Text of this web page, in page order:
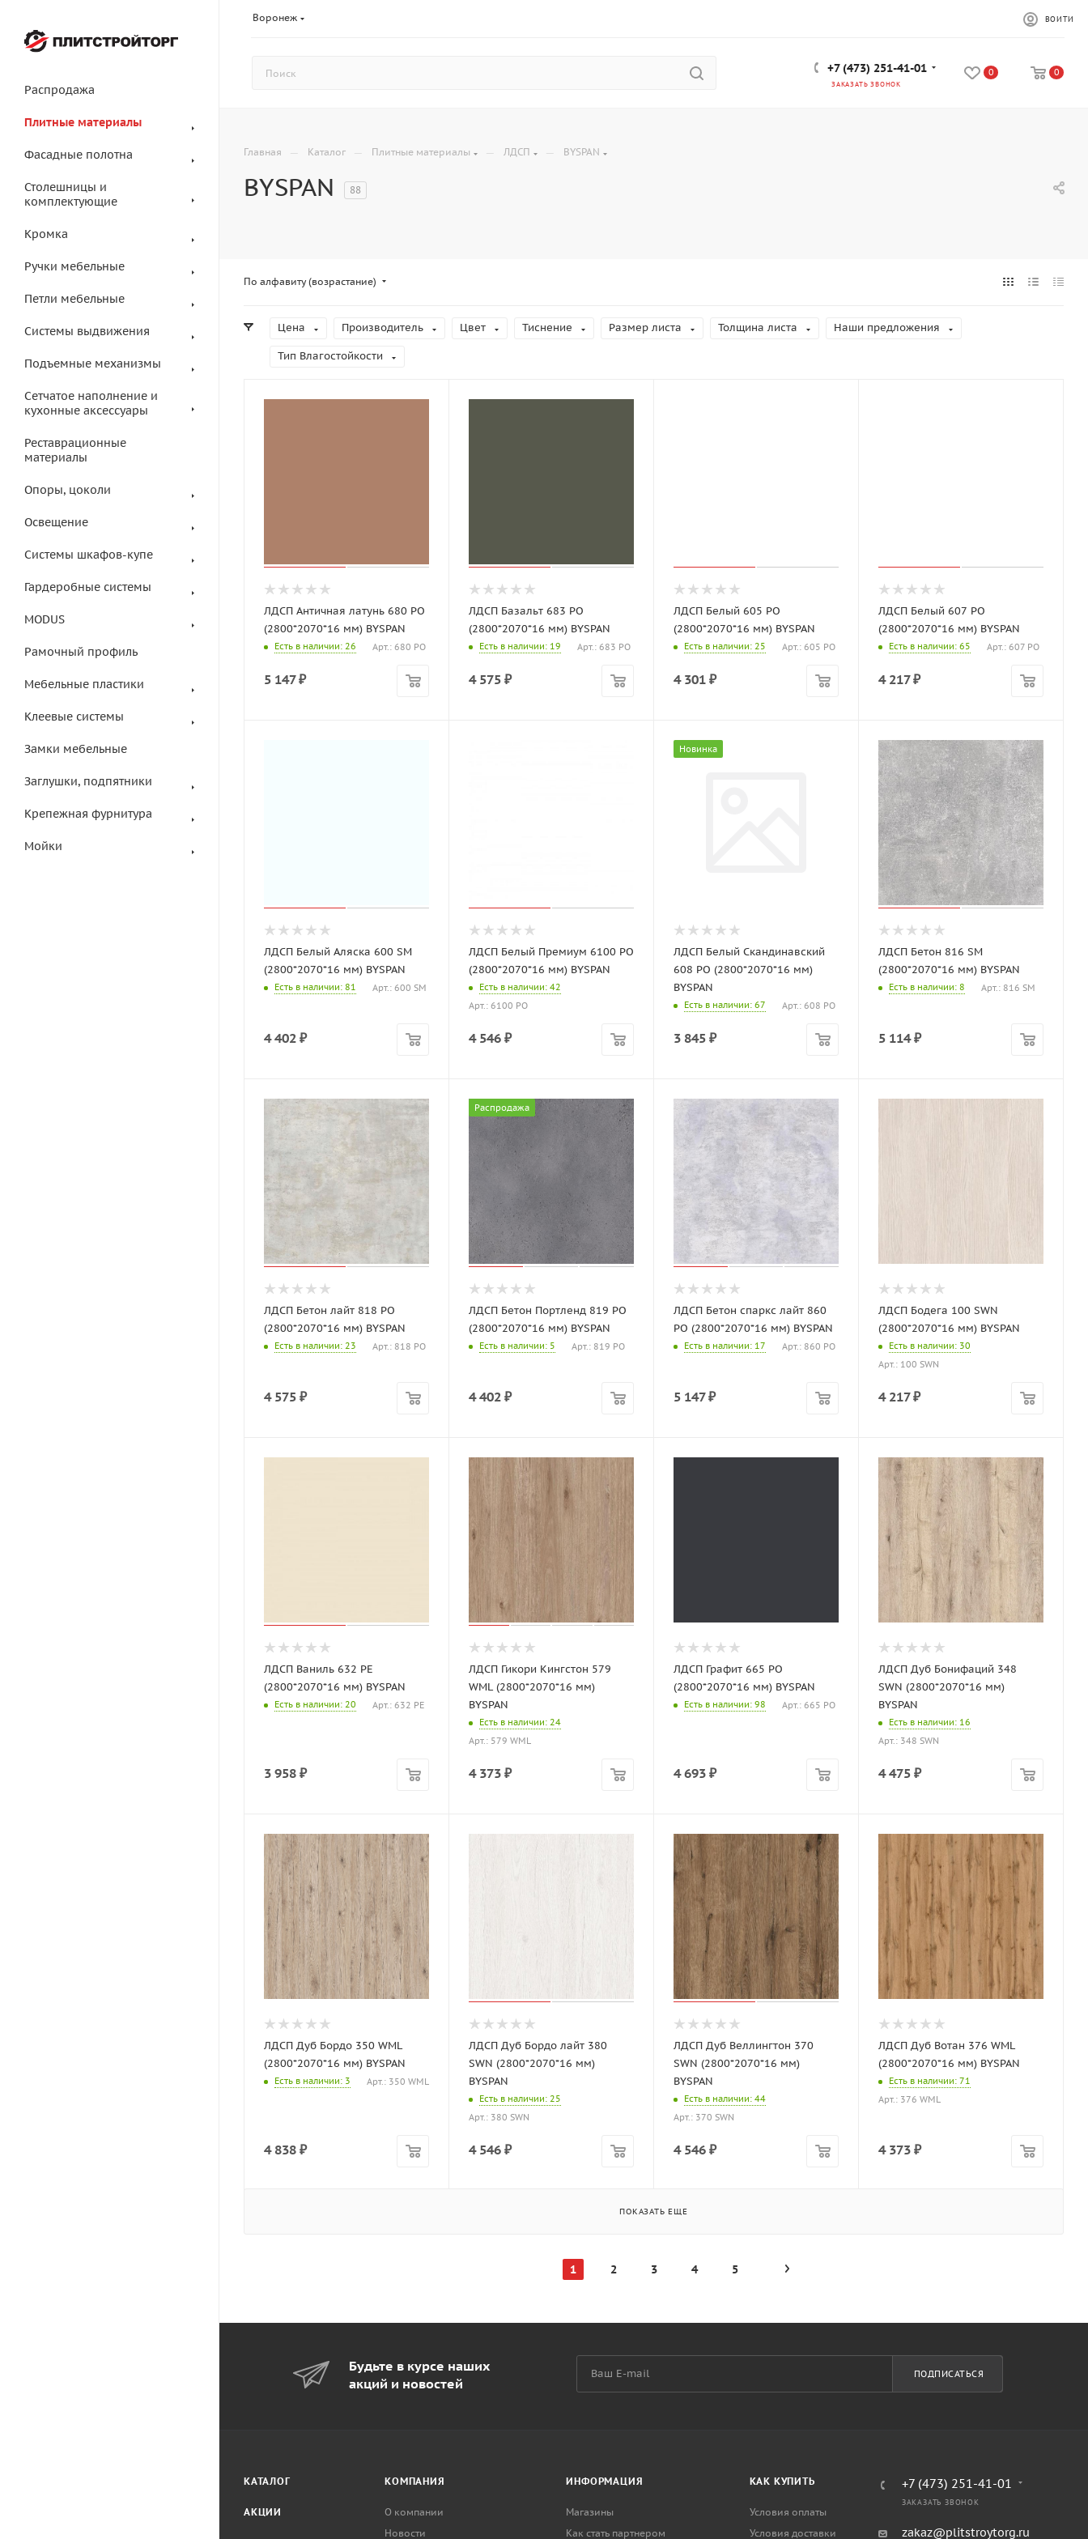
Воронеж ВОЙТИ
+7 (473) 251-41-01
ЗАКАЗАТЬ ЗВОНОК
0 0
Распродажа
Плитные материалы
Фасадные полотна
Столешницы и
комплектующие
Кромка
Ручки мебельные
Петли мебельные
Системы выдвижения
Подъемные механизмы
Сетчатое наполнение и
кухонные аксессуары
Реставрационные
материалы
Опоры, цоколи
Освещение
Системы шкафов-купе
Гардеробные системы
MODUS
Рамочный профиль
Мебельные пластики
Клеевые системы
Замки мебельные
Заглушки, подпятники
Крепежная фурнитура
Мойки
Главная — Каталог — Плитные материалы — ЛДСП — BYSPAN
BYSPAN 88
По алфавиту (возрастание)
Цена Производитель Цвет Тиснение Размер листа Толщина листа Наши предложения
Тип Влагостойкости
ЛДСП Античная латунь 680 PO
(2800*2070*16 мм) BYSPAN
Есть в наличии: 26 Арт.: 680 PO
5 147₽
ЛДСП Базальт 683 PO
(2800*2070*16 мм) BYSPAN
Есть в наличии: 19 Арт.: 683 PO
4 575 ₽
ЛДСП Белый 605 PO
(2800*2070*16 мм) BYSPAN
Есть в наличии: 25 Арт.: 605 PO
4 301 ₽
ЛДСП Белый 607 PO
(2800*2070*16 мм) BYSPAN
Есть в наличии: 65 Арт.: 607 PO
4 217₽
ЛДСП Белый Аляска 600 SM
(2800*2070*16 мм) BYSPAN
Есть в наличии: 81 Арт.: 600 SM
4 402 ₽
ЛДСП Белый Премиум 6100 PO
(2800*2070*16 мм) BYSPAN
Есть в наличии: 42
Арт.: 6100 PO
4 546 ₽
Новинка
ЛДСП Белый Скандинавский
608 PO (2800*2070*16 мм)
BYSPAN
Есть в наличии: 67 Арт.: 608 PO
3 845 ₽
ЛДСП Бетон 816 SM
(2800*2070*16 мм) BYSPAN
Есть в наличии: 8 Арт.: 816 SM
5 114₽
ЛДСП Бетон лайт 818 PO
(2800*2070*16 мм) BYSPAN
Есть в наличии: 23 Арт.: 818 PO
4 575 ₽
Распродажа
ЛДСП Бетон Портленд 819 PO
(2800*2070*16 мм) BYSPAN
Есть в наличии: 5 Арт.: 819 PO
4 402 ₽
ЛДСП Бетон спаркс лайт 860
PO (2800*2070*16 мм) BYSPAN
Есть в наличии: 17 Арт.: 860 PO
5 147₽
ЛДСП Бодега 100 SWN
(2800*2070*16 мм) BYSPAN
Есть в наличии: 30
Арт.: 100 SWN
4 217₽
ЛДСП Ваниль 632 PE
(2800*2070*16 мм) BYSPAN
Есть в наличии: 20 Арт.: 632 PE
3 958 ₽
ЛДСП Гикори Кингстон 579
WML (2800*2070*16 мм)
BYSPAN
Есть в наличии: 24
Арт.: 579 WML
4 373 ₽
ЛДСП Графит 665 PO
(2800*2070*16 мм) BYSPAN
Есть в наличии: 98 Арт.: 665 PO
4 693 ₽
ЛДСП Дуб Бонифаций 348
SWN (2800*2070*16 мм)
BYSPAN
Есть в наличии: 16
Арт.: 348 SWN
4 475 ₽
ЛДСП Дуб Бордо 350 WML
(2800*2070*16 мм) BYSPAN
Есть в наличии: 3 Арт.: 350 WML
4 838 ₽
ЛДСП Дуб Бордо лайт 380
SWN (2800*2070*16 мм)
BYSPAN
Есть в наличии: 25
Арт.: 380 SWN
4 546 ₽
ЛДСП Дуб Веллингтон 370
SWN (2800*2070*16 мм)
BYSPAN
Есть в наличии: 44
Арт.: 370 SWN
4 546 ₽
ЛДСП Дуб Вотан 376 WML
(2800*2070*16 мм) BYSPAN
Есть в наличии: 71
Арт.: 376 WML
4 373 ₽
ПОКАЗАТЬ ЕЩЕ
1 2 3 4 5
Будьте в курсе наших
акций и новостей
ПОДПИСАТЬСЯ
КАТАЛОГ
АКЦИИ
КОМПАНИЯ
О компании
Новости
ИНФОРМАЦИЯ
Магазины
Как стать партнером
КАК КУПИТЬ
Условия оплаты
Условия доставки
+7 (473) 251-41-01
ЗАКАЗАТЬ ЗВОНОК
zakaz@plitstroytorg.ru